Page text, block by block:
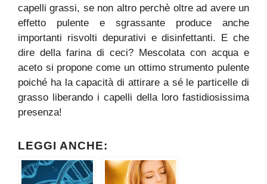
capelli grassi, se non altro perchè oltre ad avere un
effetto pulente e sgrassante produce anche
importanti risvolti depurativi e disinfettanti. E che
dire della farina di ceci? Mescolata con acqua e
aceto si propone come un ottimo strumento pulente
poiché ha la capacità di attirare a sé le particelle di
grasso liberando i capelli della loro fastidiosissima
presenza!
LEGGI ANCHE: